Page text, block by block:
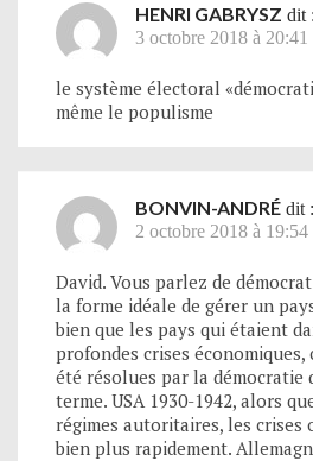
HENRI GABRYSZ dit :
3 octobre 2018 à 20:41
le système électoral
même le populisme
BONVIN-ANDRÉ dit :
2 octobre 2018 à 19:54
David. Vous parlez de
la forme idéale de gérer un
bien que les pays qui étaient
profondes crises économiques,
été résolues par la démocratie
terme. USA 1930-1942, alors
régimes autoritaires, les crises
bien plus rapidement.